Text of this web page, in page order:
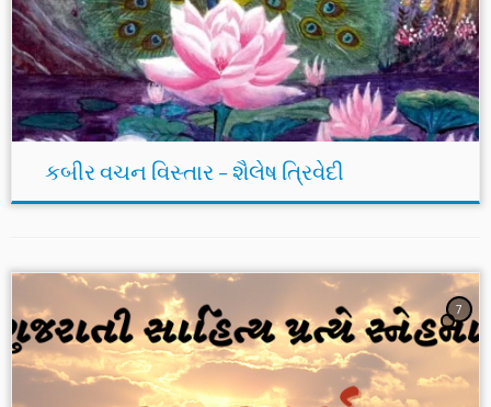
કબીર વચન વિસ્તાર – શૈલેષ ત્રિવેદી
7